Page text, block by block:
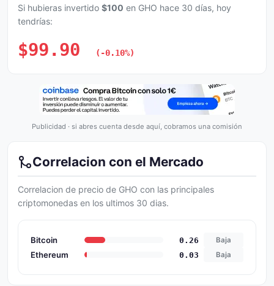
Si hubieras invertido $100 en GHO hace 30 días, hoy
tendrías:
$99.90 (-0.10%)
Publicidad · si abres cuenta desde aquí, cobramos una comisión
Correlacion con el Mercado
Correlacion de precio de GHO con las principales
criptomonedas en los ultimos 30 dias.
Bitcoin 0.26 Baja
Ethereum 0.03 Baja